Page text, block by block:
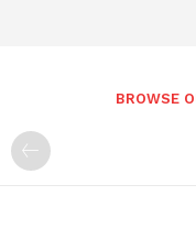
BROWSE